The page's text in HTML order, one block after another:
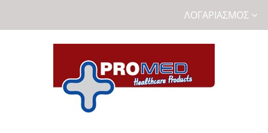
ΛΟΓΑΡΙΑΣΜΌΣ